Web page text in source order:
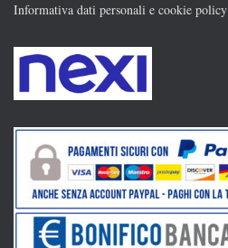
Informativa dati personali e cookie policy